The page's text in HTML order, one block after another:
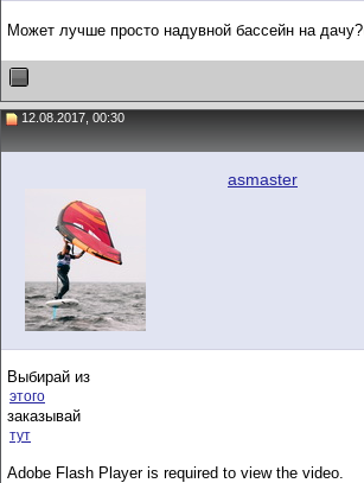
Может лучше просто надувной бассейн на дачу?
12.08.2017, 00:30
asmaster
Выбирай из
этого
заказывай
тут
Adobe Flash Player is required to view the video.